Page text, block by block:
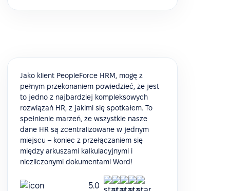
Jako klient PeopleForce HRM, mogę z
pełnym przekonaniem powiedzieć, że jest
to jedno z najbardziej kompleksowych
rozwiązań HR, z jakimi się spotkałem. To
spełnienie marzeń, że wszystkie nasze
dane HR są zcentralizowane w jednym
miejscu – koniec z przełączaniem się
między arkuszami kalkulacyjnymi i
niezliczonymi dokumentami Word!
5.0